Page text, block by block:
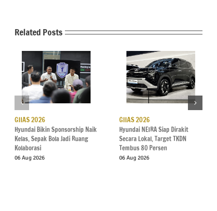
Related Posts
GIIAS 2026
Hyundai Bikin Sponsorship Naik
Kelas, Sepak Bola Jadi Ruang
Kolaborasi
06 Aug 2026
GIIAS 2026
Hyundai NEIRA Siap Dirakit
Secara Lokal, Target TKDN
Tembus 80 Persen
06 Aug 2026